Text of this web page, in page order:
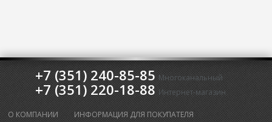
+7 (351) 240-85-85 Многоканальный
+7 (351) 220-18-88 Интернет-магазин
О КОМПАНИИ
ИНФОРМАЦИЯ ДЛЯ ПОКУПАТЕЛЯ